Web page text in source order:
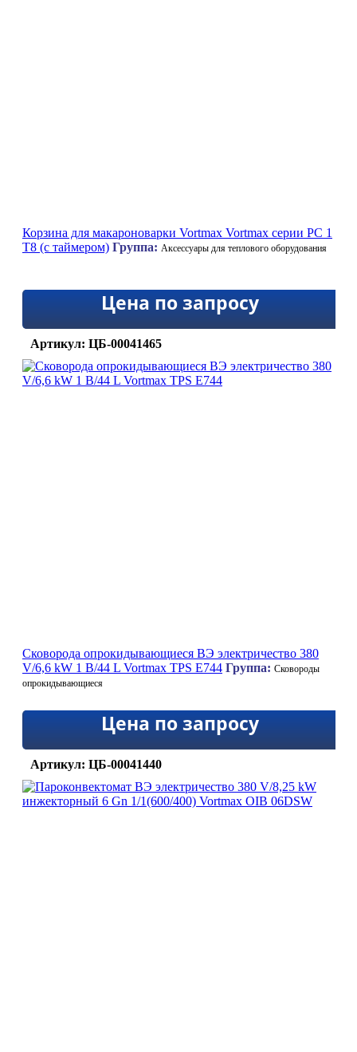
Корзина для макароноварки Vortmax Vortmax серии PC 1
T8 (с таймером) Группа: Аксессуары для теплового оборудования
Цена по запросу
Артикул: ЦБ-00041465
Сковорода опрокидывающиеся ВЭ электричество 380
V/6,6 kW 1 В/44 L Vortmax TPS E744 Группа: Сковороды
опрокидывающиеся
Цена по запросу
Артикул: ЦБ-00041440